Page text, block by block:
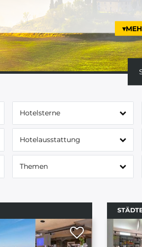
Hotelsterne
Hotelausstattung
Themen